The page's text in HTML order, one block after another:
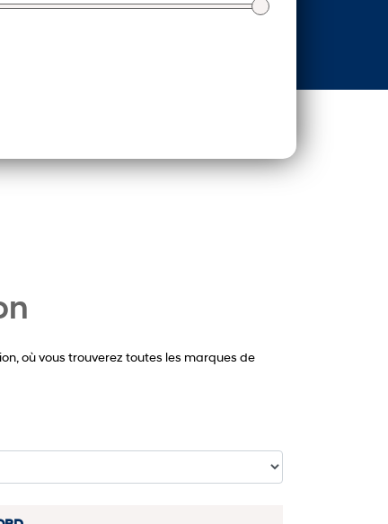
où vous trouverez toutes les marques de